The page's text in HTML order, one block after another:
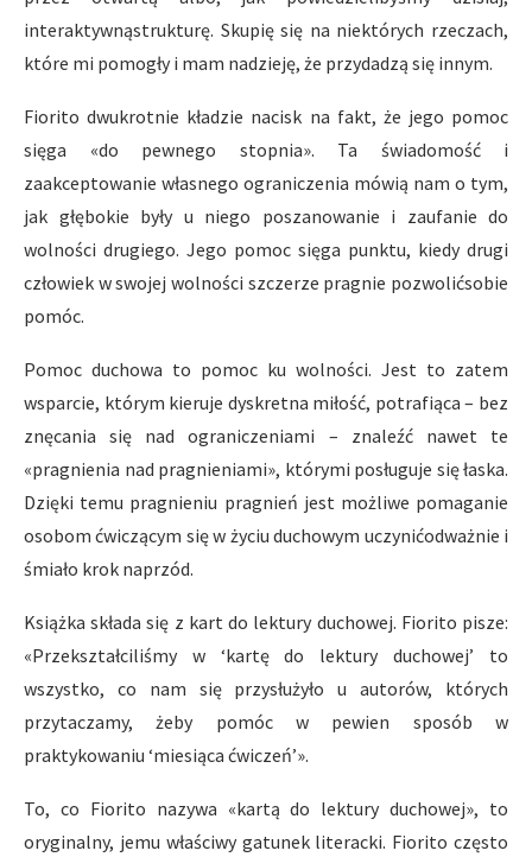
interaktywnąstrukturę. Skupię się na niektórych rzeczach,
które mi pomogły i mam nadzieję, że przydadzą się innym.
Fiorito dwukrotnie kładzie nacisk na fakt, że jego pomoc
sięga «do pewnego stopnia». Ta świadomość i
zaakceptowanie własnego ograniczenia mówią nam o tym,
jak głębokie były u niego poszanowanie i zaufanie do
wolności drugiego. Jego pomoc sięga punktu, kiedy drugi
człowiek w swojej wolności szczerze pragnie pozwolićsobie
pomóc.
Pomoc duchowa to pomoc ku wolności. Jest to zatem
wsparcie, którym kieruje dyskretna miłość, potrafiąca – bez
znęcania się nad ograniczeniami – znaleźć nawet te
«pragnienia nad pragnieniami», którymi posługuje się łaska.
Dzięki temu pragnieniu pragnień jest możliwe pomaganie
osobom ćwiczącym się w życiu duchowym uczynićodważnie i
śmiało krok naprzód.
Książka składa się z kart do lektury duchowej. Fiorito pisze:
«Przekształciliśmy w ‘kartę do lektury duchowej’ to
wszystko, co nam się przysłużyło u autorów, których
przytaczamy, żeby pomóc w pewien sposób w
praktykowaniu ‘miesiąca ćwiczeń’».
To, co Fiorito nazywa «kartą do lektury duchowej», to
oryginalny, jemu właściwy gatunek literacki. Fiorito często